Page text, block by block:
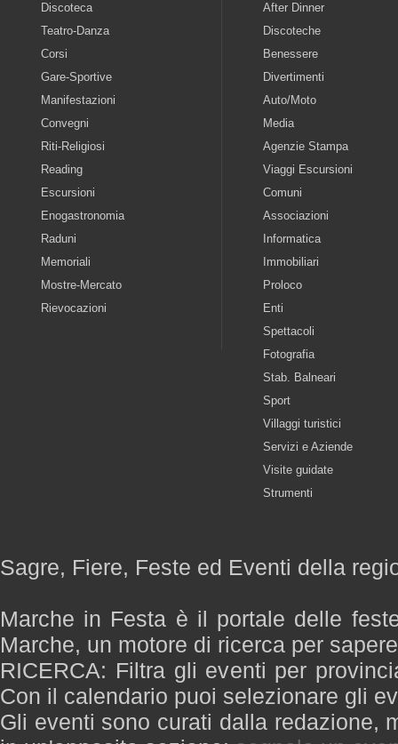
Discoteca
Teatro-Danza
Corsi
Gare-Sportive
Manifestazioni
Convegni
Riti-Religiosi
Reading
Escursioni
Enogastronomia
Raduni
Memoriali
Mostre-Mercato
Rievocazioni
After Dinner
Discoteche
Benessere
Divertimenti
Auto/Moto
Media
Agenzie Stampa
Viaggi Escursioni
Comuni
Associazioni
Informatica
Immobiliari
Proloco
Enti
Spettacoli
Fotografia
Stab. Balneari
Sport
Villaggi turistici
Servizi e Aziende
Visite guidate
Strumenti
Sagre, Fiere, Feste ed Eventi della
Marche in Festa è il portale delle
Marche, un motore di ricerca per
RICERCA: Filtra gli eventi per
Con il calendario puoi selezionare gli
Gli eventi sono curati dalla redazione,